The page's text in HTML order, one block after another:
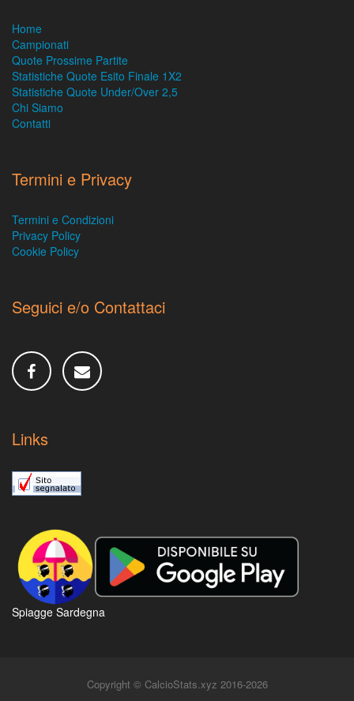
Home
Campionati
Quote Prossime Partite
Statistiche Quote Esito Finale 1X2
Statistiche Quote Under/Over 2,5
Chi Siamo
Contatti
Termini e Privacy
Termini e Condizioni
Privacy Policy
Cookie Policy
Seguici e/o Contattaci
Links
Spiagge Sardegna
Copyright © CalcioStats.xyz 2016-2026